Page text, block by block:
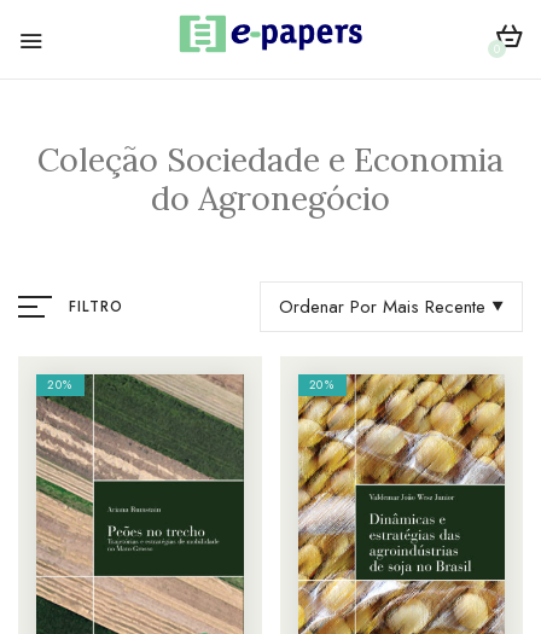
0
Coleção Sociedade e Economia
do Agronegócio
FILTRO Ordenar Por Mais Recente
20% 20%